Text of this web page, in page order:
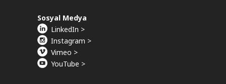
Sosyal Medya
LinkedIn >
Instagram >
Vimeo >
YouTube >